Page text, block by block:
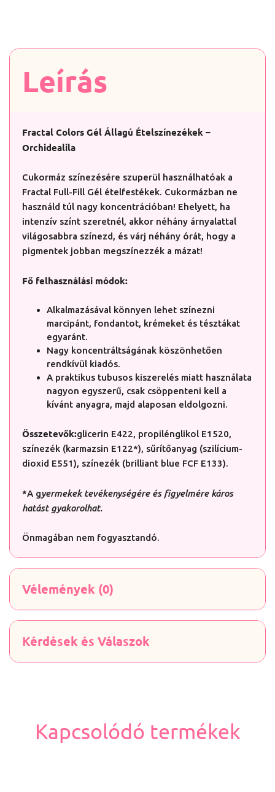
Leírás
Fractal Colors Gél Állagú Ételszínezékek –
Orchidealila
Cukormáz színezésére szuperül használhatóak a
Fractal Full-Fill Gél ételfestékek. Cukormázban ne
használd túl nagy koncentrációban! Ehelyett, ha
intenzív színt szeretnél, akkor néhány árnyalattal
világosabbra színezd, és várj néhány órát, hogy a
pigmentek jobban megszínezzék a mázat!
Fő felhasználási módok:
Alkalmazásával könnyen lehet színezni
marcipánt, fondantot, krémeket és tésztákat
egyaránt.
Nagy koncentráltságának köszönhetően
rendkívül kiadós.
A praktikus tubusos kiszerelés miatt használata
nagyon egyszerű, csak csöppenteni kell a
kívánt anyagra, majd alaposan eldolgozni.
Összetevők:glicerin E422, propilénglikol E1520,
színezék (karmazsin E122*), sűrítőanyag (szilícium-
dioxid E551), színezék (brilliant blue FCF E133).
*A gyermekek tevékenységére és figyelmére káros
hatást gyakorolhat.
Önmagában nem fogyasztandó.
Vélemények (0)
Kérdések és Válaszok
Kapcsolódó termékek